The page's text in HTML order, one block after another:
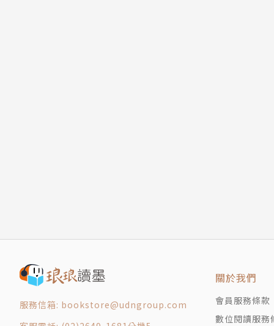
服務信箱: bookstore@udngroup.com
關於我們
會員服務條款
數位閱讀服務